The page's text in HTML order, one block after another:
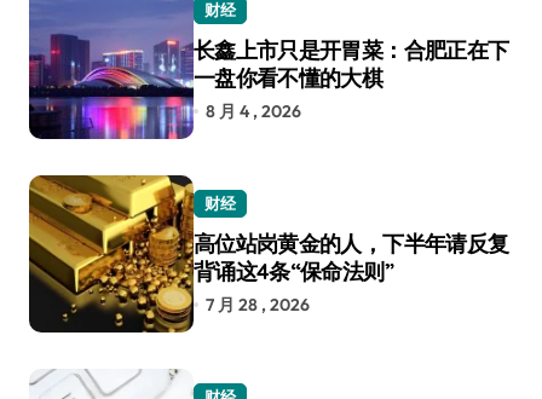
财经
长鑫上市只是开胃菜：合肥正在下
一盘你看不懂的大棋
8 月 4 , 2026
财经
高位站岗黄金的人，下半年请反复
背诵这4条“保命法则”
7 月 28 , 2026